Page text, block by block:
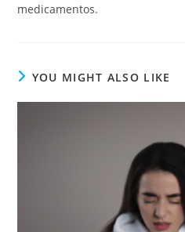
medicamentos.
YOU MIGHT ALSO LIKE